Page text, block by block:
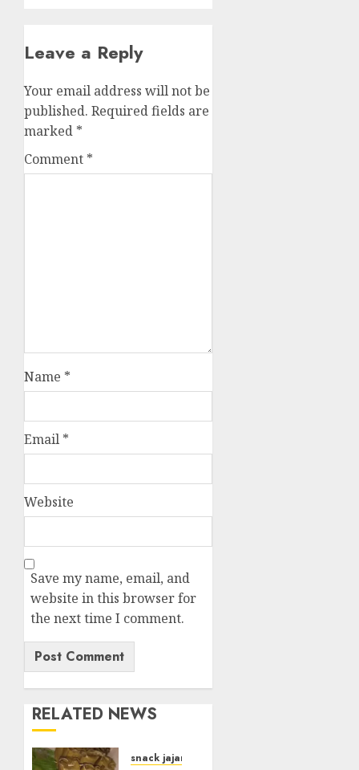
Leave a Reply
Your email address will not be
published. Required fields are
marked *
Comment *
Name *
Email *
Website
Save my name, email, and
website in this browser for
the next time I comment.
RELATED NEWS
snack jajanan pasar